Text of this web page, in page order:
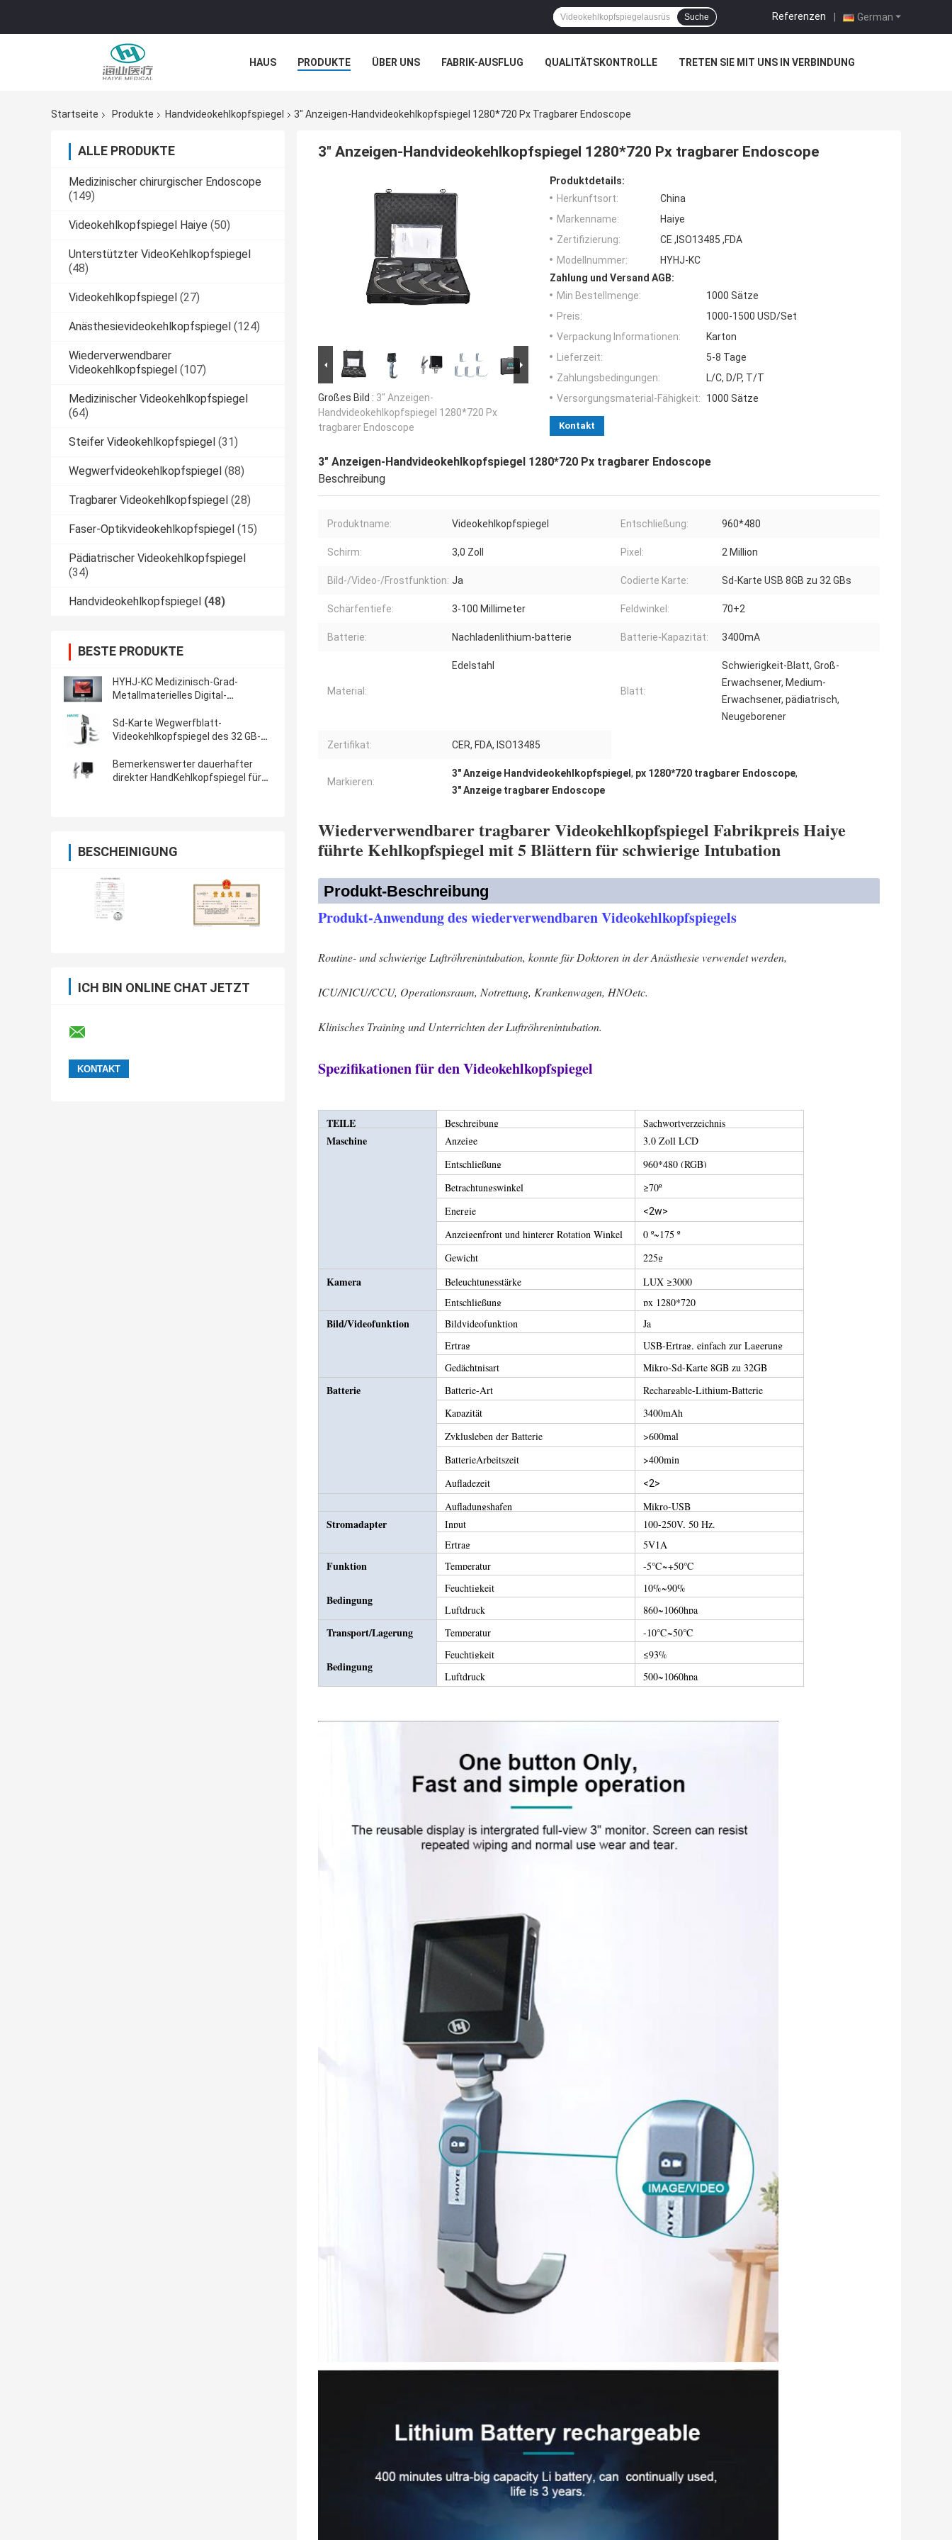
German
Referenzen |
Suche
HAUS PRODUKTE ÜBER UNS FABRIK-AUSFLUG QUALITÄTSKONTROLLE TRETEN SIE MIT UNS IN VERBINDUNG
Startseite
Produkte Handvideokehlkopfspiegel 3" Anzeigen-Handvideokehlkopfspiegel 1280*720 Px Tragbarer Endoscope
ALLE PRODUKTE
Medizinischer chirurgischer Endoscope
(149)
Videokehlkopfspiegel Haiye (50)
Unterstützter VideoKehlkopfspiegel
(48)
Videokehlkopfspiegel (27)
Anästhesievideokehlkopfspiegel (124)
Wiederverwendbarer
Videokehlkopfspiegel (107)
Medizinischer Videokehlkopfspiegel
(64)
Steifer Videokehlkopfspiegel (31)
Wegwerfvideokehlkopfspiegel (88)
Tragbarer Videokehlkopfspiegel (28)
Faser-Optikvideokehlkopfspiegel (15)
Pädiatrischer Videokehlkopfspiegel
(34)
Handvideokehlkopfspiegel (48)
BESTE PRODUKTE
HYHJ-KC Medizinisch-Grad-
Metallmaterielles Digital-
Videokehlkopfspiegel
Sd-Karte Wegwerfblatt-
Videokehlkopfspiegel des 32 GB-
Bemerkenswerter dauerhafter
direkter HandKehlkopfspiegel für
BESCHEINIGUNG
ICH BIN ONLINE CHAT JETZT
3" Anzeigen-Handvideokehlkopfspiegel 1280*720 Px tragbarer Endoscope
Großes Bild : 3" Anzeigen-
Handvideokehlkopfspiegel 1280*720 Px
tragbarer Endoscope
Produktdetails:
Herkunftsort:
China
Markenname:
Haiye
Zertifizierung:
CE ,ISO13485 ,FDA
Modellnummer:
HYHJ-KC
Zahlung und Versand AGB:
Min Bestellmenge:
1000 Sätze
Preis:
1000-1500 USD/Set
Verpackung Informationen:
Karton
Lieferzeit:
5-8 Tage
Zahlungsbedingungen:
L/C, D/P, T/T
Versorgungsmaterial-Fähigkeit:
1000 Sätze
Kontakt
3" Anzeigen-Handvideokehlkopfspiegel 1280*720 Px tragbarer Endoscope
Beschreibung
Produktname: Videokehlkopfspiegel Entschließung: 960*480
Schirm: 3,0 Zoll Pixel: 2 Million
Bild-/Video-/Frostfunktion: Ja Codierte Karte: Sd-Karte USB 8GB zu 32 GBs
Schärfentiefe: 3-100 Millimeter Feldwinkel: 70+2
Batterie: Nachladenlithium-batterie Batterie-Kapazität: 3400mA
Material:
Edelstahl
Blatt:
Schwierigkeit-Blatt, Groß-
Erwachsener, Medium-
Erwachsener, pädiatrisch,
Neugeborener
Zertifikat: CER, FDA, ISO13485
Markieren:
3" Anzeige Handvideokehlkopfspiegel , px 1280*720 tragbarer Endoscope,
3" Anzeige tragbarer Endoscope
Wiederverwendbarer tragbarer Videokehlkopfspiegel Fabrikpreis Haiye
führte Kehlkopfspiegel mit 5 Blättern für schwierige Intubation
Produkt-Beschreibung
Produkt-Anwendung des wiederverwendbaren Videokehlkopfspiegels
Routine- und schwierige Luftröhrenintubation, konnte für Doktoren in der Anästhesie verwendet werden,
ICU/NICU/CCU, Operationsraum, Notrettung, Krankenwagen, HNOetc.
Klinisches Training und Unterrichten der Luftröhrenintubation.
Spezifikationen für den Videokehlkopfspiegel
TEILE Beschreibung Sachwortverzeichnis
Maschine Anzeige
3,0 Zoll LCD
Entschließung
960*480 (RGB)
Betrachtungswinkel
≥70º
Energie
<2w>
Anzeigenfront und hinterer Rotation Winkel
0 º~175 º
Gewicht
225g
Kamera Beleuchtungsstärke
LUX ≥3000
Entschließung
px 1280*720
Bild/Videofunktion Bildvideofunktion
Ja
Ertrag
USB-Ertrag, einfach zur Lagerung
und Bild/Video herstellen
Gedächtnisart Mikro-Sd-Karte 8GB zu 32GB
Batterie Batterie-Art
Rechargable-Lithium-Batterie
Kapazität
3400mAh
Zyklusleben der Batterie
>600mal
BatterieArbeitszeit
>400min
Aufladezeit
<2>
Aufladungshafen Mikro-USB
Stromadapter Input
100-250V, 50 Hz.
Ertrag
5V1A
Funktion
Bedingung
Temperatur
-5℃~+50℃
Feuchtigkeit
10%~90%
Luftdruck
860~1060hpa
Transport/Lagerung
Bedingung
Temperatur
-10℃~50℃
Feuchtigkeit
≤93%
Luftdruck
500~1060hpa